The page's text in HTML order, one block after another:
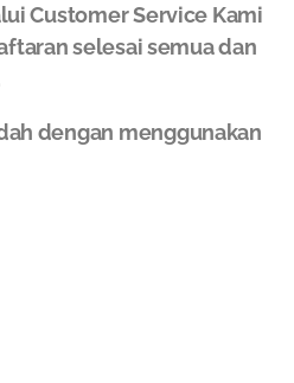
Customer Service Kami
selesai semua dan
dengan menggunakan